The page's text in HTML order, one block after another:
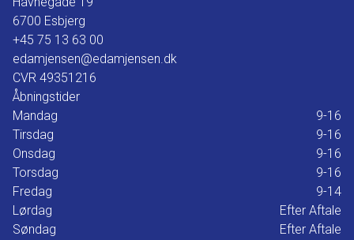
6700 Esbjerg
+45 75 13 63 00
edamjensen@edamjensen.dk
CVR 49351216
Åbningstider
Mandag
9-16
Tirsdag
9-16
Onsdag
9-16
Torsdag
9-16
Fredag
9-14
Lørdag
Efter Aftale
Søndag
Efter Aftale